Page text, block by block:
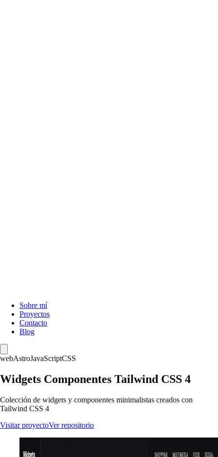
Sobre mí
Proyectos
Contacto
Blog
webAstroJavaScriptCSS
Widgets Componentes Tailwind CSS 4
Colección de widgets y componentes minimalistas creados con
Tailwind CSS 4
Visitar proyectoVer repositorio